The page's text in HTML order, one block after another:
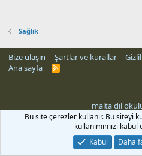
Sağlık
Bize ulaşın Şartlar ve kurallar
Ana sayfa
R
malta dil
Bu site çerezler kullanır. Bu siteyi
kullanımımızı
Kabul
Daha